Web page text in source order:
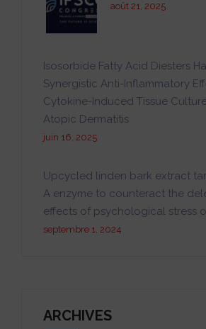
août 21, 2025
Isosorbide Fatty Acid Diesters
Synergistic Anti-Inflammatory
Cytokine-Induced Tissue
Atopic Dermatitis
juin 16, 2025
Upcycled linden bark extract
A enzyme to counteract the
effects of psychological stress
septembre 1, 2024
ARCHIVES